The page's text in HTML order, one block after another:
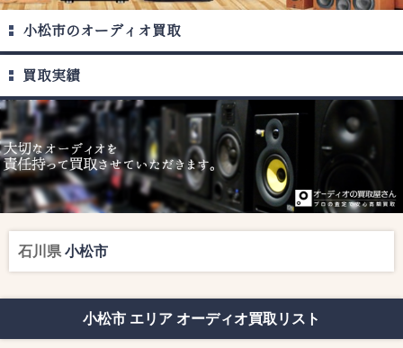
小松市のオーディオ買取
買取実績
石川県 小松市
小松市 エリア オーディオ買取リスト